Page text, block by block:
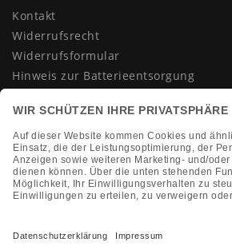
Kontakt
Widerrufsrecht
Widerrufsformular
Hinweis zur Batterieentsorgung
AGB
Impressum
Vertrag widerrufen
KONTAKT
Montag-Freitag 10:00-18:00 Uhr